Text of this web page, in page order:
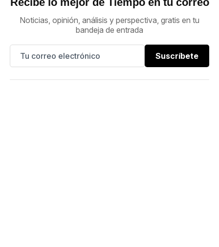
Noticias, opinión, análisis y perspectiva, gratis en tu
bandeja de entrada
Suscríbete